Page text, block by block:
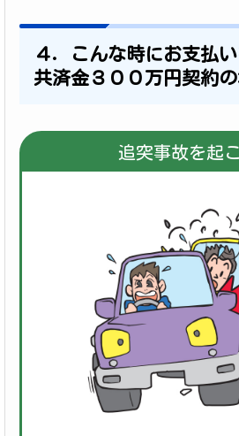
４．こんな時にお支払
共済金３００万円契約
追突事故を起